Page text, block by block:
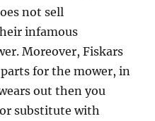
not sell
infamous
Moreover, Fiskars
for the mower, in
out then you
substitute with